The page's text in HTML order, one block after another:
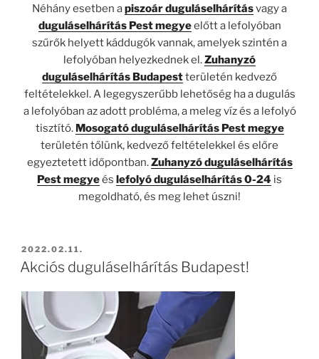
Néhány esetben apiszoár duguláselhárításvagy a
duguláselhárítás Pest megyeelőtt a lefolyóban
szűrők helyett káddugók vannak, amelyek szintén a
lefolyóban helyezkednek el.Zuhanyzó
duguláselhárítás Budapestterületén kedvező
feltételekkel. A legegyszerűbb lehetőség ha a dugulás
a lefolyóban az adott probléma, a meleg víz és a lefolyó
tisztító. Mosogató duguláselhárítás Pest megye
területén tőlünk, kedvező feltételekkel és előre
egyeztetett időpontban.Zuhanyzóduguláselhárítás
Pest megyeés lefolyó duguláselhárítás 0-24 is
megoldható, és meg lehet úszni!
BEKÜLDVE:
2022.02.11.
Akciós duguláselhárítás Budapest!